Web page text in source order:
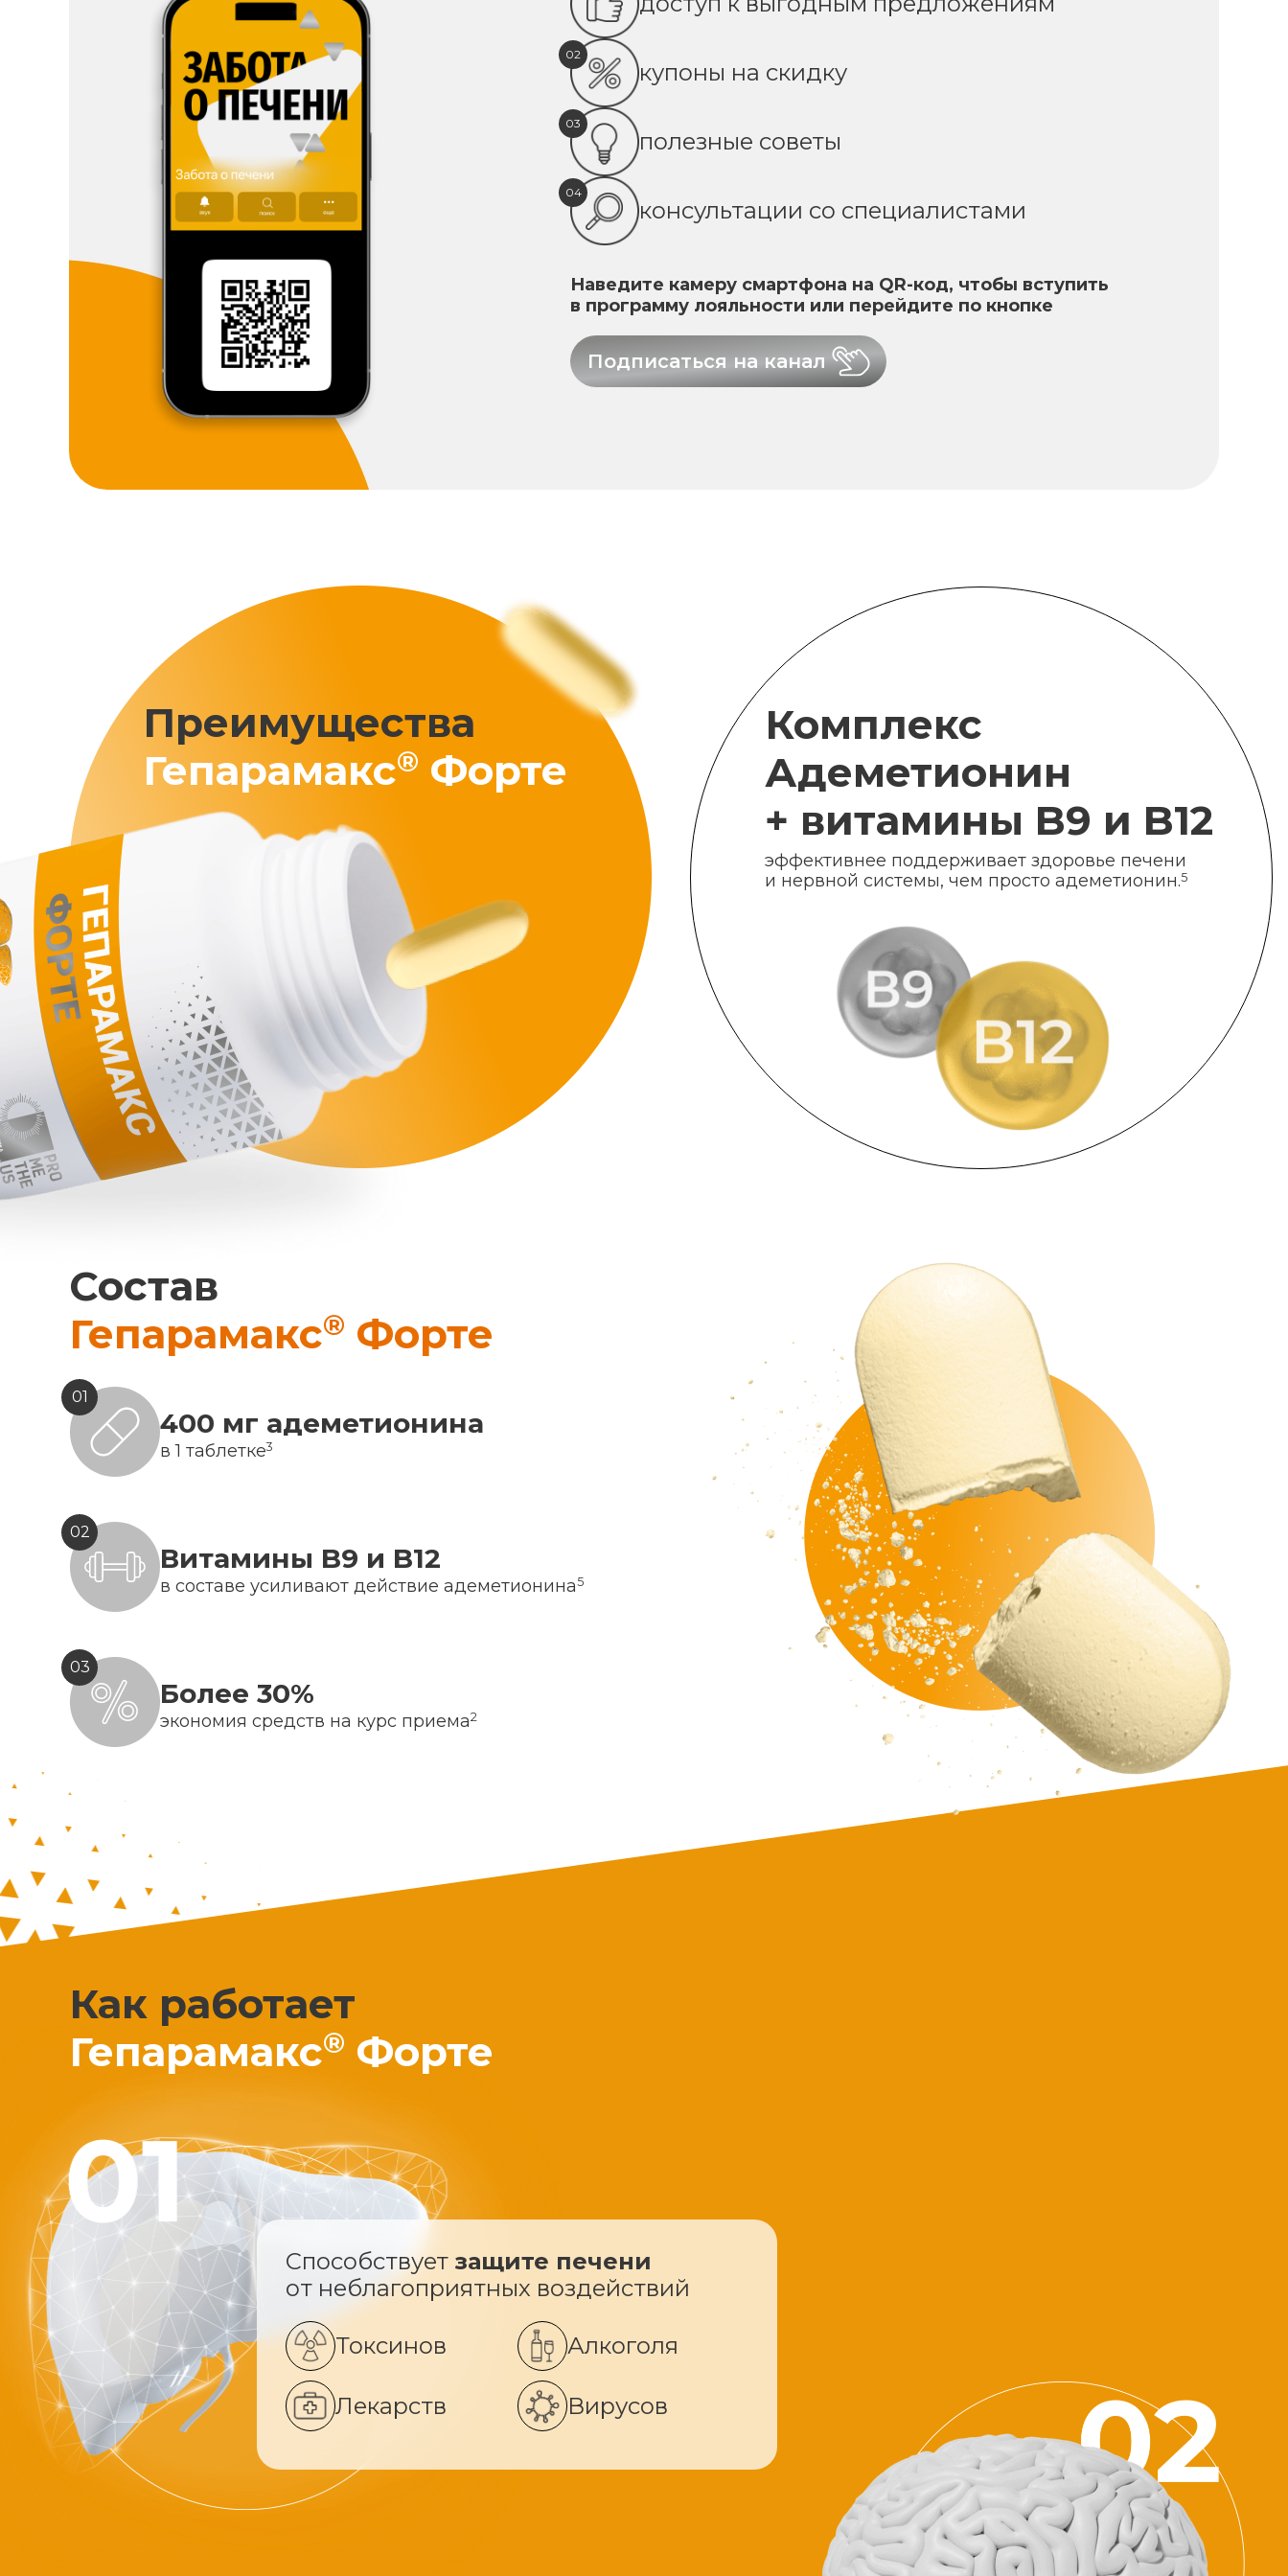
02
купоны на скидку
03
полезные советы
04
консультации со специалистами
Наведите камеру смартфона на QR-код, чтобы вступить
в программу лояльности или перейдите по кнопке
Подписаться на канал
Преимущества
Гепарамакс® Форте
Комплекс
Адеметионин
+ витамины B9 и B12
эффективнее поддерживает здоровье печени
и нервной системы, чем просто адеметионин.5
Состав
Гепарамакс® Форте
01
400 мг адеметионина
в 1 таблетке3
02
Витамины B9 и B12
в составе усиливают действие адеметионина5
03
Более 30%
экономия средств на курс приема2
Как работает
Гепарамакс® Форте
Способствует защите печени
от неблагоприятных воздействий
Токсинов Алкоголя
Лекарств Вирусов